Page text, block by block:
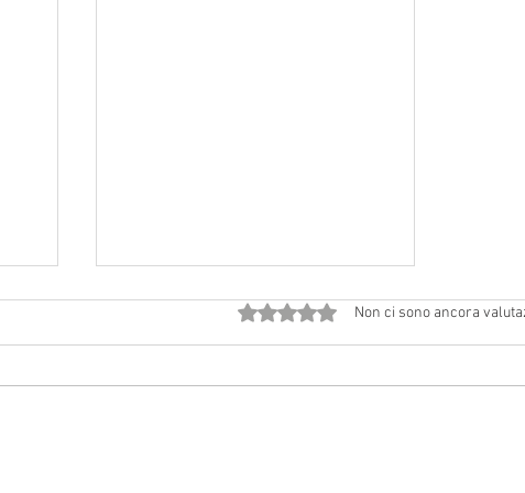
Valutazione 0 stelle su 5.
Non ci sono ancora